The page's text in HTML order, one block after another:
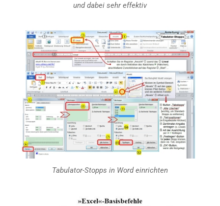
und dabei sehr effektiv
Tabulator-Stopps in Wordeinrichten